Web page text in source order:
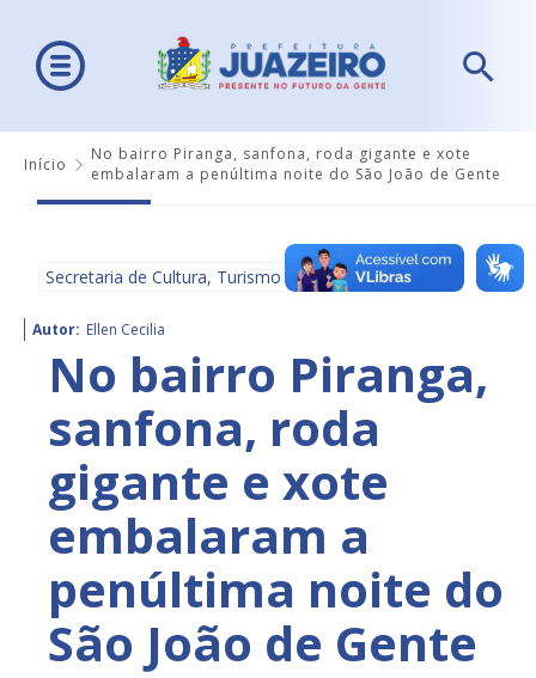
Início
No bairro Piranga, sanfona, roda gigante e xote
embalaram a penúltima noite do São João de Gente
Secretaria de Cultura, Turismo e Esportes - SECULTE
Autor: Ellen Cecilia
No bairro Piranga,
sanfona, roda
gigante e xote
embalaram a
penúltima noite do
São João de Gente